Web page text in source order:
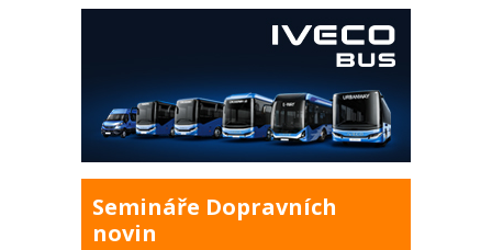
Semináře Dopravních
novin